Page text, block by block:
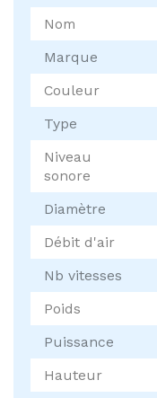
Nom
Marque
Couleur
Type
Niveau
sonore
Diamètre
Débit d'air
Nb vitesses
Poids
Puissance
Hauteur